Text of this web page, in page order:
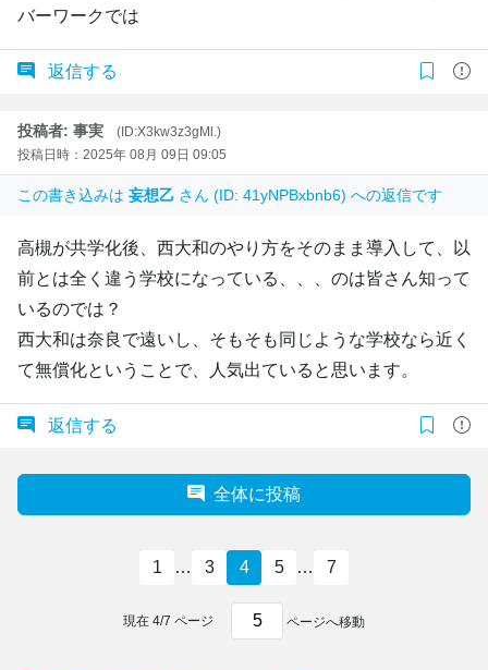
バーワークでは
返信する
投稿者: 事実
(ID:X3kw3z3gMl.)
投稿日時：2025年 08月 09日 09:05
この書き込みは 妄想乙 さん (ID: 41yNPBxbnb6) への返信です
高槻が共学化後、西大和のやり方をそのまま導入して、以
前とは全く違う学校になっている、、、のは皆さん知って
いるのでは？
西大和は奈良で遠いし、そもそも同じような学校なら近く
て無償化ということで、人気出ていると思います。
返信する
全体に投稿
1 … 3 4 5 … 7
現在 4/7 ページ ページへ移動